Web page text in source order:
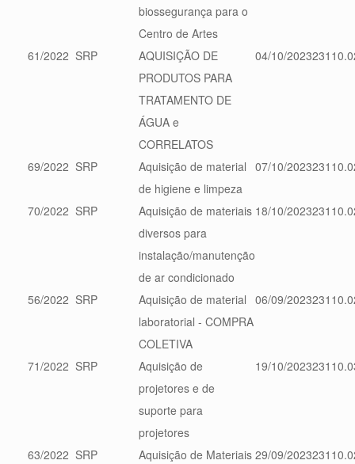
biossegurança para o
Centro de Artes
61/2022 SRP
AQUISIÇÃO DE
PRODUTOS PARA
TRATAMENTO DE
ÁGUA e
CORRELATOS
04/10/2023
69/2022 SRP
Aquisição de material
de higiene e limpeza
07/10/2023
70/2022 SRP
Aquisição de materiais
diversos para
instalação/manutenção
de ar condicionado
18/10/2023
56/2022 SRP
Aquisição de material
laboratorial - COMPRA
COLETIVA
06/09/2023
71/2022 SRP
Aquisição de
projetores e de
suporte para
projetores
19/10/2023
63/2022 SRP
Aquisição de Materiais 29/09/2023